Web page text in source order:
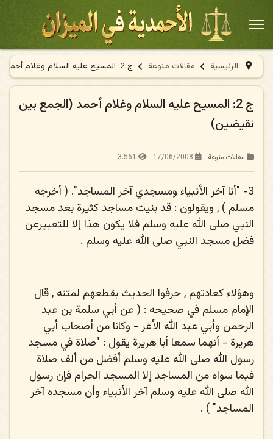
الرئيسية مقالات منوعة ج 2: المسيح عليه السلام وغلام أحمد (الجمع بين نقيضين)
ج 2: المسيح عليه السلام وغلام أحمد (الجمع بين
نقيضين)
مقالات منوعة 17/06/2008
3.561
3- "أنا آخر الأنبياء ومسجدي آخر المساجد". ( أخرجه
مسلم ) , ويقولون : قد بنيت مساجد كثيرة بعد مسجد
النبي صلى الله عليه وسلم فلا يكون هذا إلا للتعبيرعن
فضل مسجد النبي صلى الله عليه وسلم .
وهؤلاء كعادتهم , حرفوا الحديث بقطعهم لمتنه , قال
الإمام مسلم في صحيحه : ( عن أبي سلمة بن عبد
الرحمن وأبي عبد الله الأغر - وكانا من أصحاب أبي
هريرة - أنهما سمعا أبا هريرة يقول : "صلاة في مسجد
رسول الله صلى الله عليه وسلم أفضل من ألف صلاة
فيما سواه من المساجد إلا المسجد الحرام فإن رسول
الله صلى الله عليه وسلم آخر الأنبياء وأن مسجده آخر
المساجد" ) .